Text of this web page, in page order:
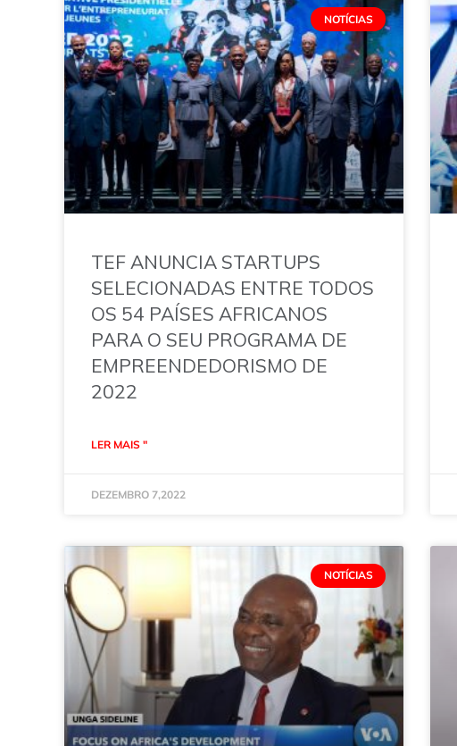
NOTÍCIAS
TEF ANUNCIA STARTUPS
SELECIONADAS ENTRE TODOS
OS 54 PAÍSES AFRICANOS
PARA O SEU PROGRAMA DE
EMPREENDEDORISMO DE
2022
LER MAIS "
DEZEMBRO 7,2022
NOTÍCIAS